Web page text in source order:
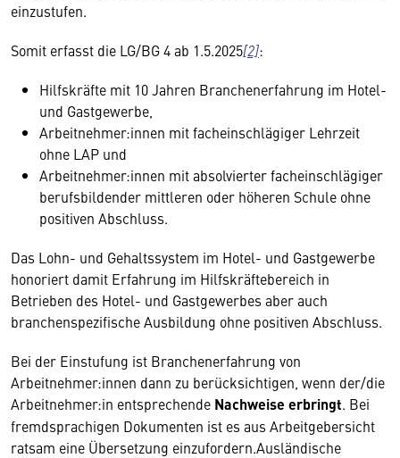
einzustufen.
Somit erfasst die LG/BG 4 ab 1.5.2025[2]:
Hilfskräfte mit 10 Jahren Branchenerfahrung im Hotel-
und Gastgewerbe,
Arbeitnehmer:innen mit facheinschlägiger Lehrzeit
ohne LAP und
Arbeitnehmer:innen mit absolvierter facheinschlägiger
berufsbildender mittleren oder höheren Schule ohne
positiven Abschluss.
Das Lohn- und Gehaltssystem im Hotel- und Gastgewerbe
honoriert damit Erfahrung im Hilfskräftebereich in
Betrieben des Hotel- und Gastgewerbes aber auch
branchenspezifische Ausbildung ohne positiven Abschluss.
Bei der Einstufung ist Branchenerfahrung von
Arbeitnehmer:innen dann zu berücksichtigen, wenn der/die
Arbeitnehmer:in entsprechende Nachweise erbringt. Bei
fremdsprachigen Dokumenten ist es aus Arbeitgebersicht
ratsam eine Übersetzung einzufordern.Ausländische